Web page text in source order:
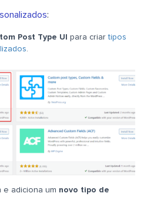
:
Post Type UI para criar tipos
e adiciona um novo tipo de